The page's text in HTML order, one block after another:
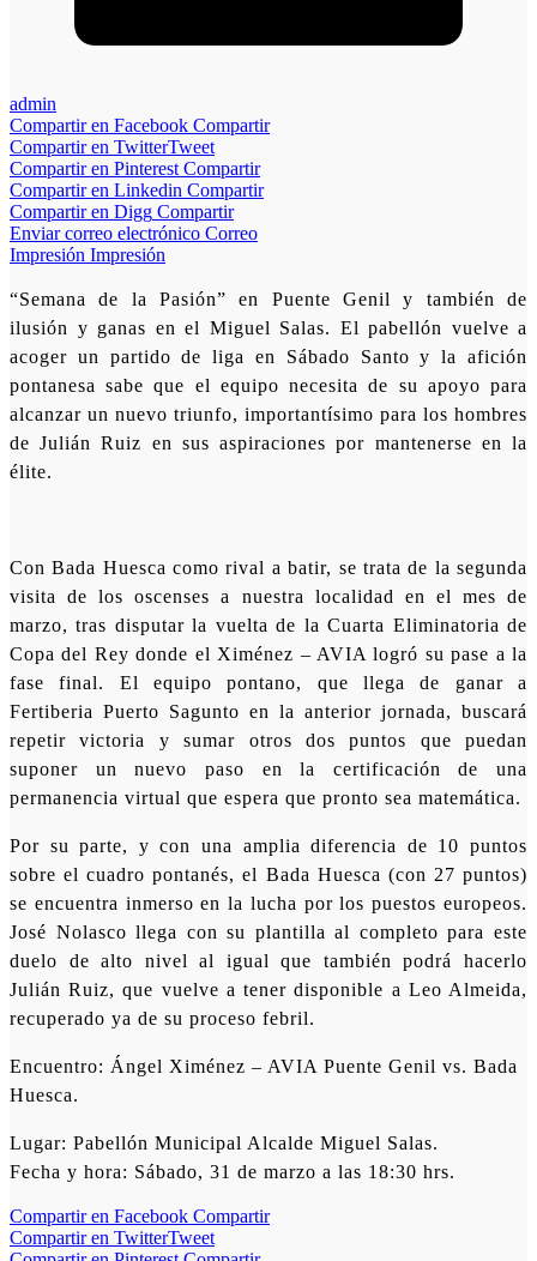
admin
Compartir en Facebook Compartir
Compartir en TwitterTweet
Compartir en Pinterest Compartir
Compartir en Linkedin Compartir
Compartir en Digg Compartir
Enviar correo electrónico Correo
Impresión Impresión
“Semana de la Pasión” en Puente Genil y también de
ilusión y ganas en el Miguel Salas. El pabellón vuelve a
acoger un partido de liga en Sábado Santo y la afición
pontanesa sabe que el equipo necesita de su apoyo para
alcanzar un nuevo triunfo, importantísimo para los hombres
de Julián Ruiz en sus aspiraciones por mantenerse en la
élite.
Con Bada Huesca como rival a batir, se trata de la segunda
visita de los oscenses a nuestra localidad en el mes de
marzo, tras disputar la vuelta de la Cuarta Eliminatoria de
Copa del Rey donde el Ximénez – AVIA logró su pase a la
fase final. El equipo pontano, que llega de ganar a
Fertiberia Puerto Sagunto en la anterior jornada, buscará
repetir victoria y sumar otros dos puntos que puedan
suponer un nuevo paso en la certificación de una
permanencia virtual que espera que pronto sea matemática.
Por su parte, y con una amplia diferencia de 10 puntos
sobre el cuadro pontanés, el Bada Huesca (con 27 puntos)
se encuentra inmerso en la lucha por los puestos europeos.
José Nolasco llega con su plantilla al completo para este
duelo de alto nivel al igual que también podrá hacerlo
Julián Ruiz, que vuelve a tener disponible a Leo Almeida,
recuperado ya de su proceso febril.
Encuentro: Ángel Ximénez – AVIA Puente Genil vs. Bada
Huesca.
Lugar: Pabellón Municipal Alcalde Miguel Salas.
Fecha y hora: Sábado, 31 de marzo a las 18:30 hrs.
Compartir en Facebook Compartir
Compartir en TwitterTweet